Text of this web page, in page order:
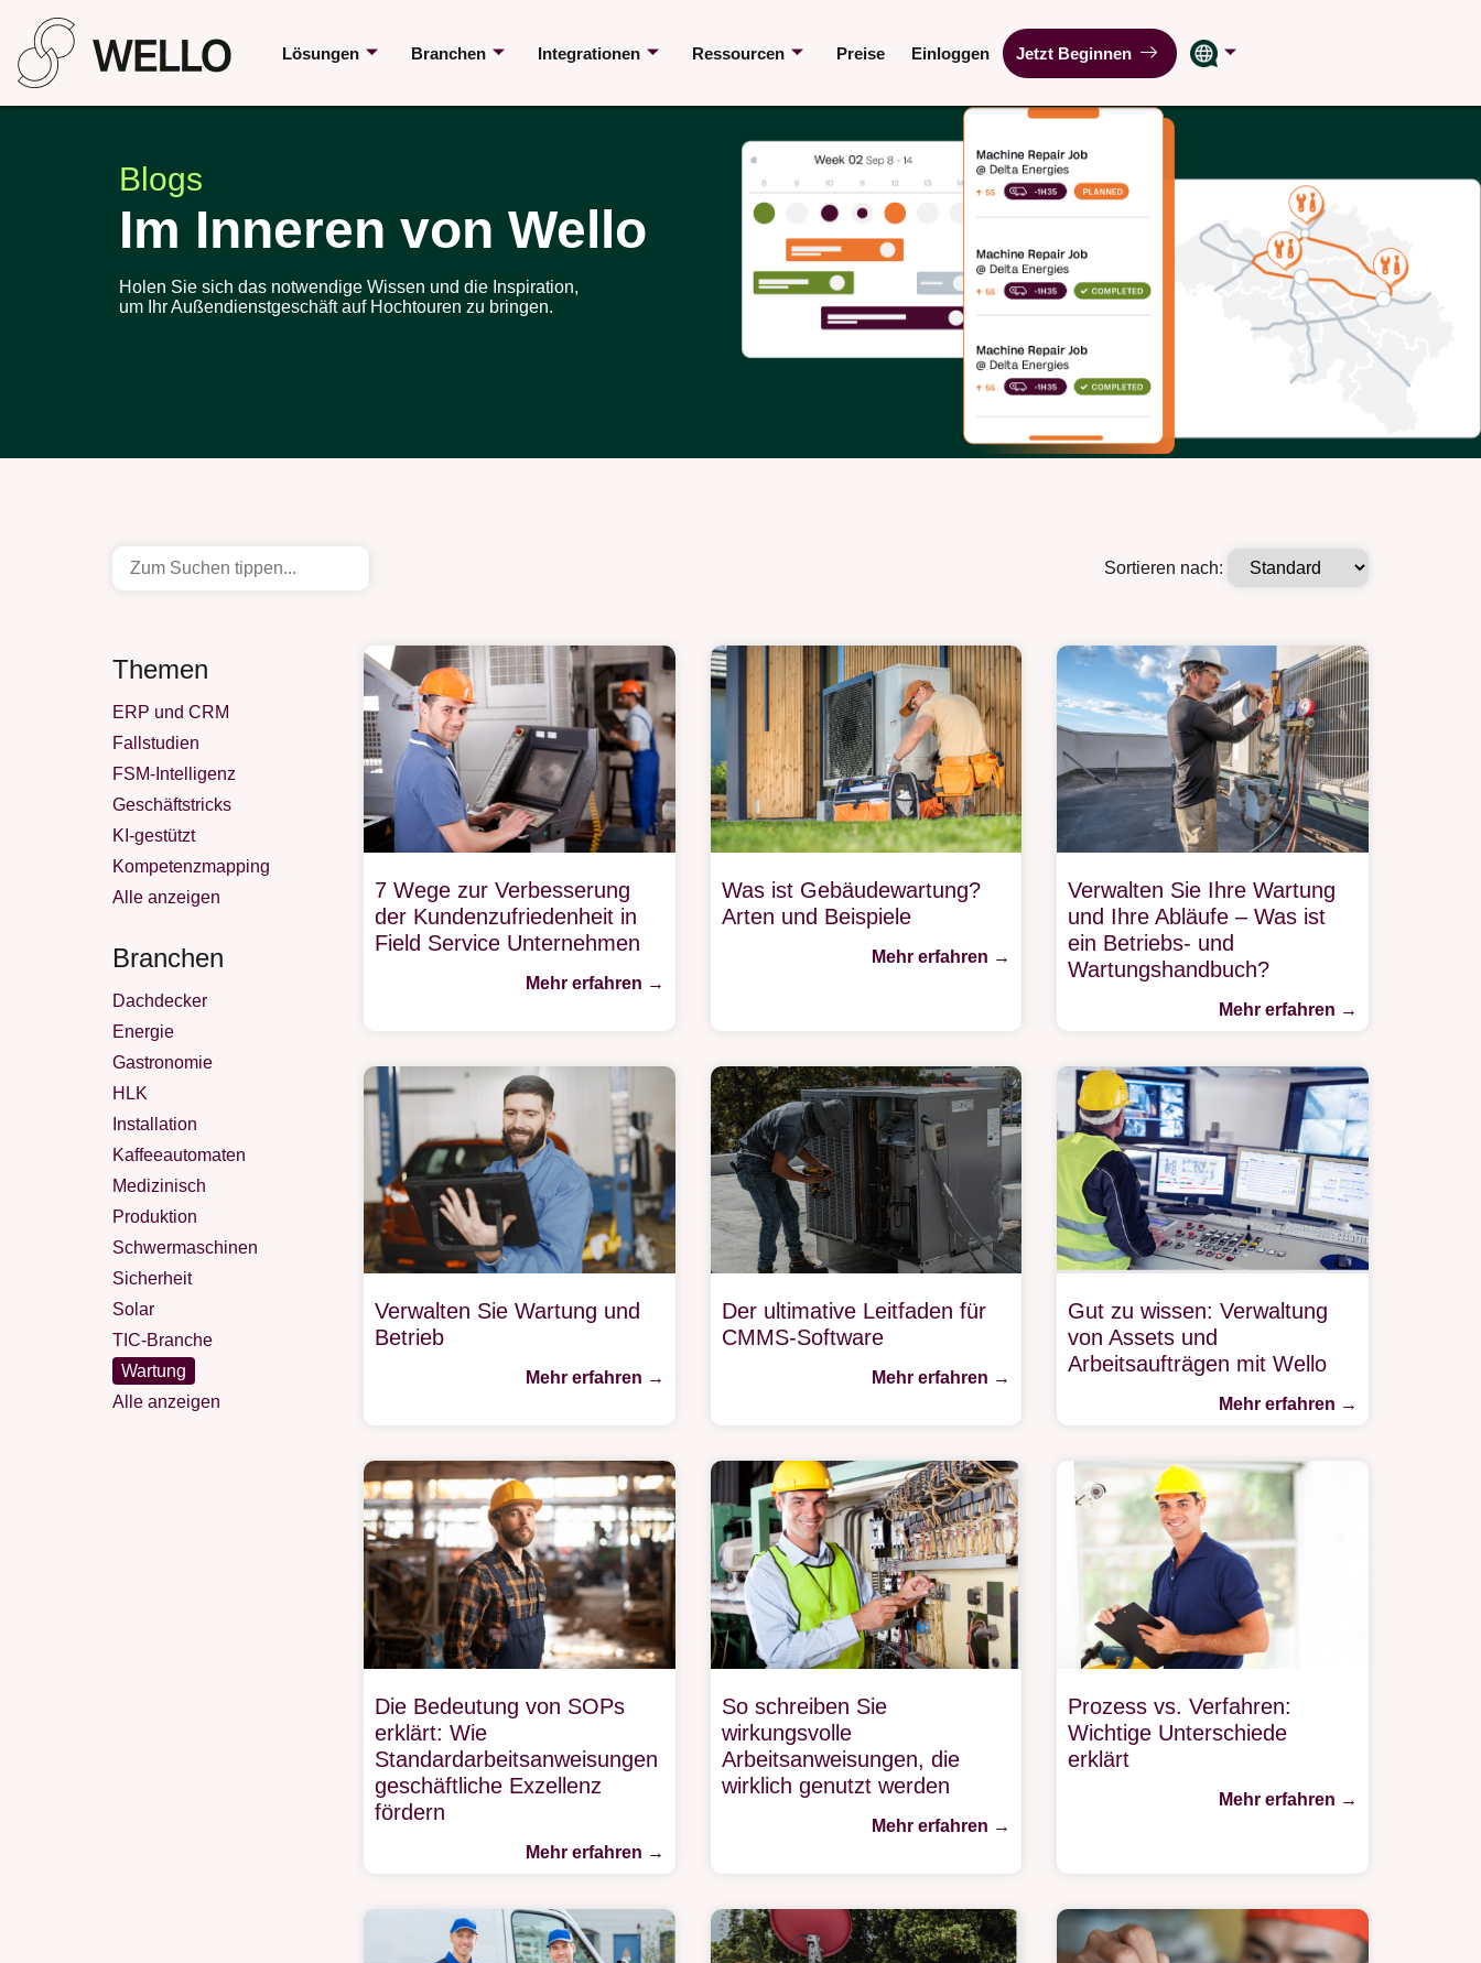
Lösungen Branchen Integrationen Ressourcen Preise Einloggen Jetzt Beginnen
Blogs
Im Inneren von Wello
Holen Sie sich das notwendige Wissen und die Inspiration,
um Ihr Außendienstgeschäft auf Hochtouren zu bringen.
Sortieren nach:
Themen
ERP und CRM
Fallstudien
FSM-Intelligenz
Geschäftstricks
KI-gestützt
Kompetenzmapping
Alle anzeigen
Branchen
Dachdecker
Energie
Gastronomie
HLK
Installation
Kaffeeautomaten
Medizinisch
Produktion
Schwermaschinen
Sicherheit
Solar
TIC-Branche
Wartung
Alle anzeigen
7 Wege zur Verbesserung
der Kundenzufriedenheit in
Field Service Unternehmen
Mehr erfahren →
Was ist Gebäudewartung?
Arten und Beispiele
Mehr erfahren →
Verwalten Sie Ihre Wartung
und Ihre Abläufe – Was ist
ein Betriebs- und
Wartungshandbuch?
Mehr erfahren →
Verwalten Sie Wartung und
Betrieb
Mehr erfahren →
Der ultimative Leitfaden für
CMMS-Software
Mehr erfahren →
Gut zu wissen: Verwaltung
von Assets und
Arbeitsaufträgen mit Wello
Mehr erfahren →
Die Bedeutung von SOPs
erklärt: Wie
Standardarbeitsanweisungen
geschäftliche Exzellenz
fördern
Mehr erfahren →
So schreiben Sie
wirkungsvolle
Arbeitsanweisungen, die
wirklich genutzt werden
Mehr erfahren →
Prozess vs. Verfahren:
Wichtige Unterschiede
erklärt
Mehr erfahren →